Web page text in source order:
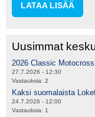
LATAA LISÄÄ
Uusimmat
2026 Classic
27.7.2026 - 12:30
Vastauksia: 2
Kaksi suomalaista
24.7.2026 - 12:00
Vastauksia: 1